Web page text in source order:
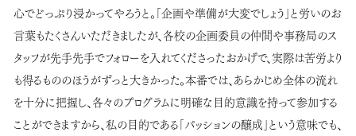
心でどっぷり浸かってやろうと。「企画や準備が大変でしょう」と労いのお
言葉もたくさんいただきましたが、各校の企画委員の仲間や事務局のス
タッフが先手先手でフォローを入れてくださったおかげで、実際は苦労より
も得るもののほうがずっと大きかった。本番では、あらかじめ全体の流れ
を十分に把握し、各々のプログラムに明確な目的意識を持って参加する
ことができますから、私の目的である「パッションの醸成」という意味でも、